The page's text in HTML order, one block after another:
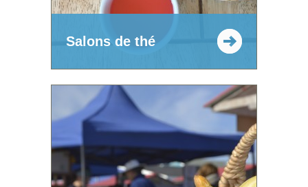
Salons de thé